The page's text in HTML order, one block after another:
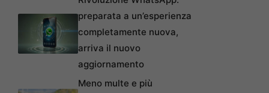
preparata a un’esperienza
completamente nuova,
arriva il nuovo
aggiornamento
Meno multe e più